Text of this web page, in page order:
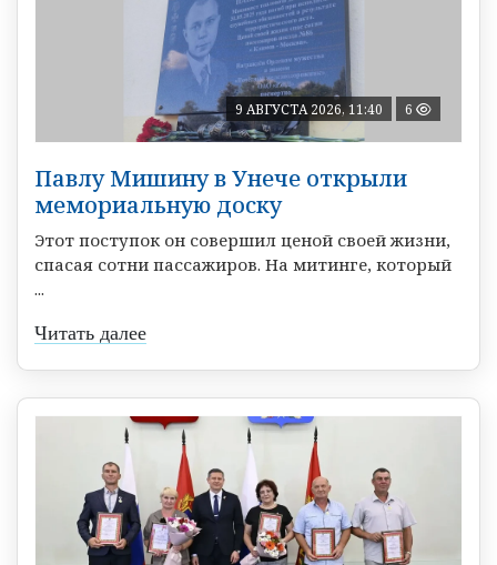
9 АВГУСТА 2026, 11:40 6
Павлу Мишину в Унече открыли
мемориальную доску
Этот поступок он совершил ценой своей жизни,
спасая сотни пассажиров. На митинге, который
...
Читать далее